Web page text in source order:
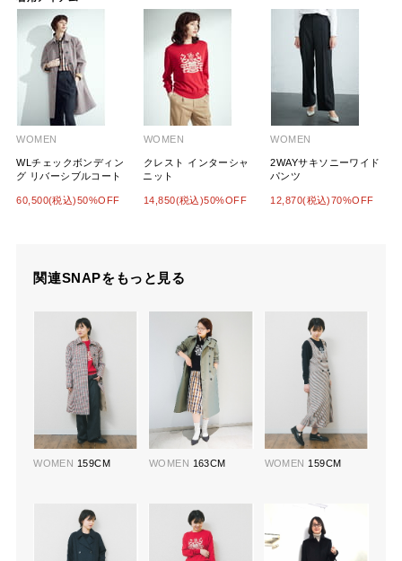
WOMEN
WLチェックボンディン
グ リバーシブルコート
60,500(税込)50%OFF
WOMEN
クレスト インターシャ
ニット
14,850(税込)50%OFF
WOMEN
2WAYサキソニーワイド
パンツ
12,870(税込)70%OFF
関連SNAPをもっと見る
WOMEN 159CM WOMEN 163CM WOMEN 159CM